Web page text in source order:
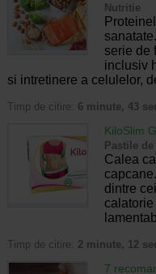
Nutritie
serie de
inclusiv
si intretinere a celulelor,
Timp de citire: 6 minute, 43
KiloSlim
Pastile
Calea
dintre
Timp de citire: 2 minute, 12
7